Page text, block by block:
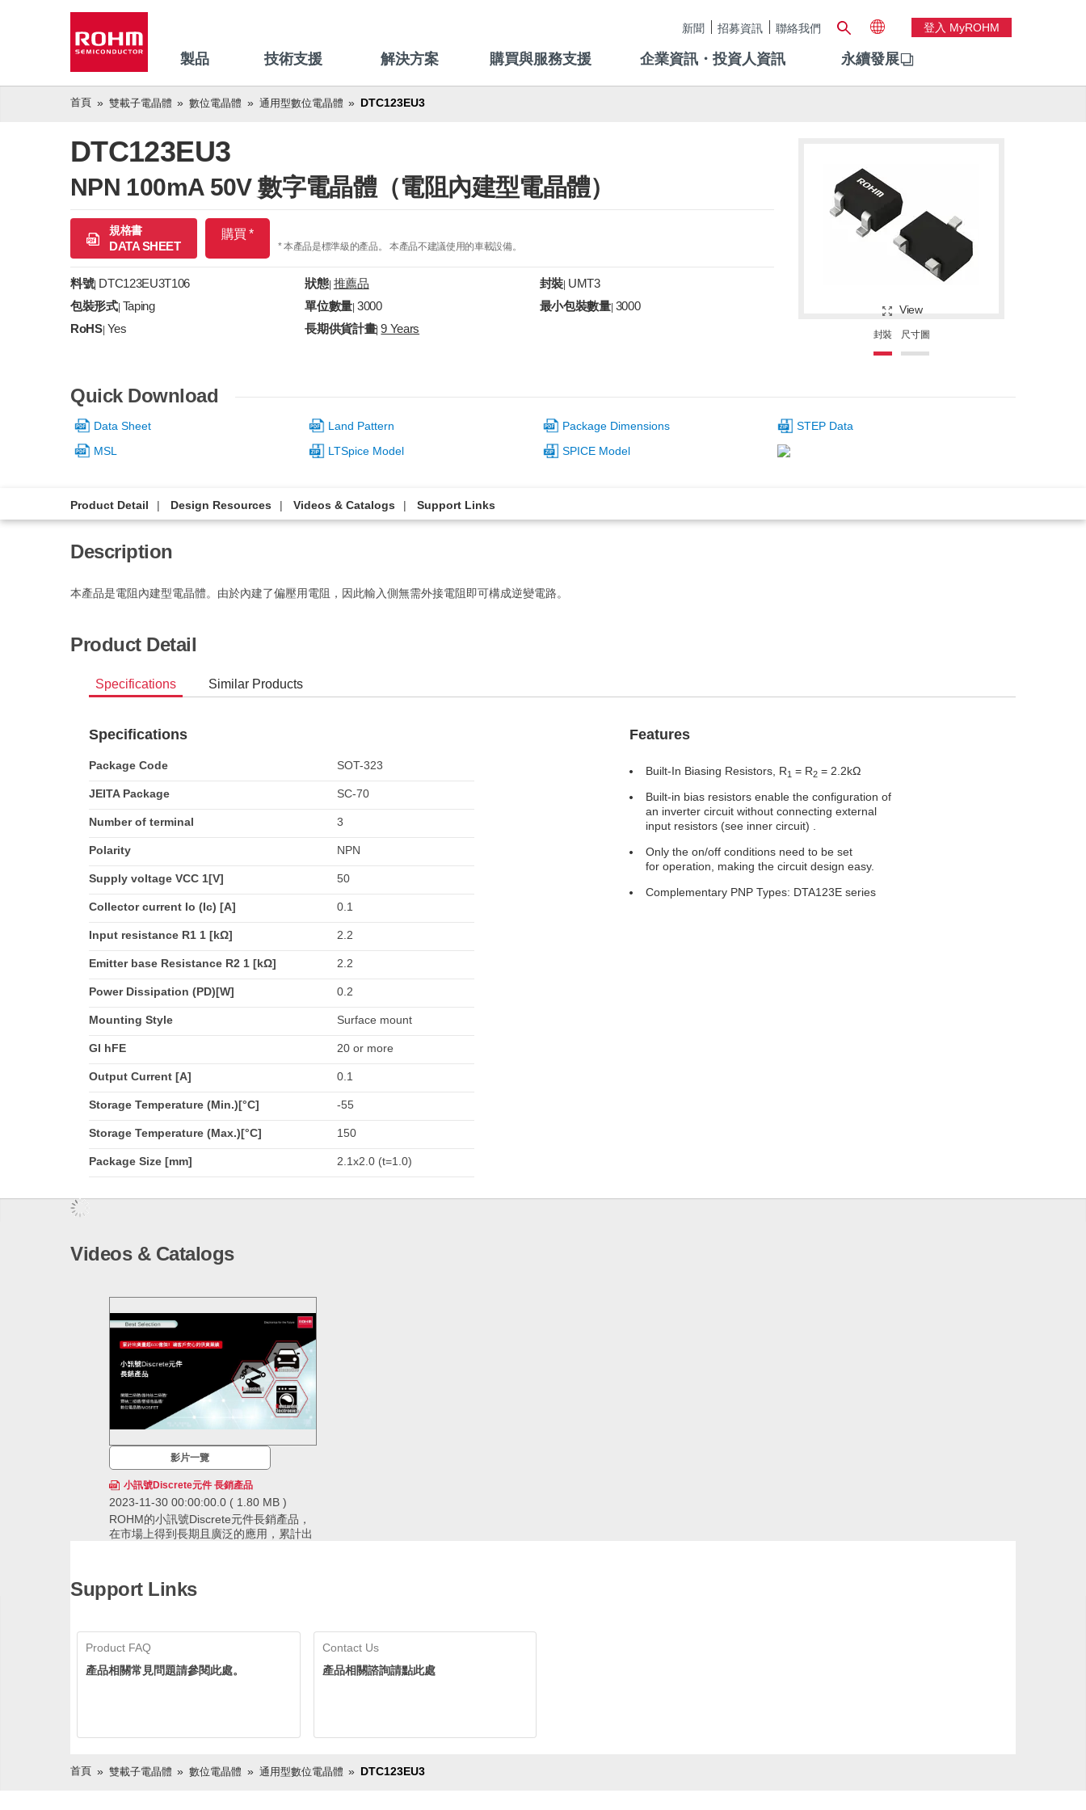
新聞 招募資訊 聯絡我們 登入 MyROHM
製品 技術支援 解決方案 購買與服務支援 企業資訊・投資人資訊 永續發展
首頁 雙載子電晶體 數位電晶體 通用型數位電晶體 DTC123EU3
DTC123EU3
NPN 100mA 50V 數字電晶體（電阻內建型電晶體）
規格書
DATA SHEET
購買 *
* 本產品是標準級的產品。 本產品不建議使用的車載設備。
料號| DTC123EU3T106 狀態| 推薦品 封裝 UMT3
包裝形式| Taping 單位數量 |3000 最小包裝數量| 3000
RoHS| Yes 長期供貨計畫|9 Years
View
封裝 尺寸圖
Quick Download
Data Sheet Land Pattern Package Dimensions
STEP Data
MSL
LTSpice Model SPICE Model
Product Detail Design Resources Videos & Catalogs Support Links
Description
本產品是電阻內建型電晶體。由於內建了偏壓用電阻，因此輸入側無需外接電阻即可構成逆變電路。
Product Detail
Specifications Similar Products
Specifications
Package Code SOT-323
JEITA Package SC-70
Number of terminal 3
Polarity NPN
Supply voltage VCC 1[V] 50
Collector current Io (Ic) [A] 0.1
Input resistance R1 1 [kΩ] 2.2
Emitter base Resistance R2 1 [kΩ] 2.2
Power Dissipation (PD)[W] 0.2
Mounting Style Surface mount
GI hFE 20 or more
Output Current [A] 0.1
Storage Temperature (Min.)[°C] -55
Storage Temperature (Max.)[°C] 150
Package Size [mm] 2.1x2.0 (t=1.0)
Features
Built-In Biasing Resistors, R1 = R2 = 2.2kΩ
Built-in bias resistors enable the configuration of
an inverter circuit without connecting external
input resistors (see inner circuit) .
Only the on/off conditions need to be set
for operation, making the circuit design easy.
Complementary PNP Types: DTA123E series
Videos & Catalogs
影片一覽
小訊號Discrete元件 長銷產品
2023-11-30 00:00:00.0 ( 1.80 MB )
ROHM的小訊號Discrete元件長銷產品，
在市場上得到長期且廣泛的應用，累計出
放心採用。
600億個，擁有領先業界的供貨實績。ROHM透
Support Links
Product FAQ
產品相關常見問題請參閱此處。
Contact Us
產品相關諮詢請點此處
首頁 雙載子電晶體 數位電晶體 通用型數位電晶體 DTC123EU3